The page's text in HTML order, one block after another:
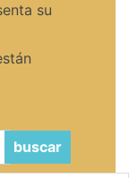
su
buscar